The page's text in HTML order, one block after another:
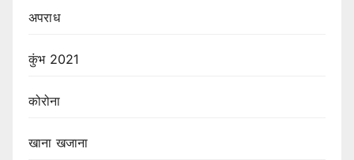
अपराध
कुंभ 2021
कोरोना
खाना खजाना